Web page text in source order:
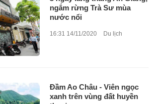
ngắm rừng Trà Sư mùa
nước nổi
16:31 14/11/2020 Du lịch
Đầm Ao Châu - Viên ngọc
xanh trên vùng đất huyền